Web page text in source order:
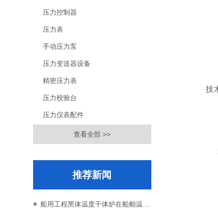
压力控制器
压力表
手动压力泵
压力变送器设备
精密压力表
压力校验台
压力仪表配件
查看全部 >>
推荐新闻
技